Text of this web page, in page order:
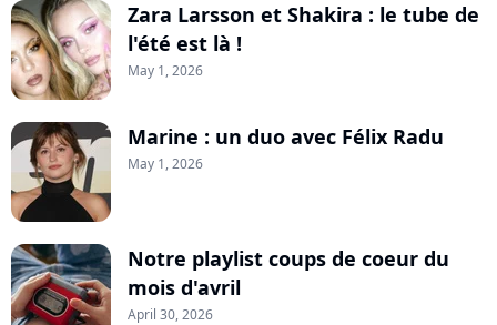
Zara Larsson et Shakira : le tube de
l'été est là !
May 1, 2026
Marine : un duo avec Félix Radu
May 1, 2026
Notre playlist coups de coeur du
mois d'avril
April 30, 2026